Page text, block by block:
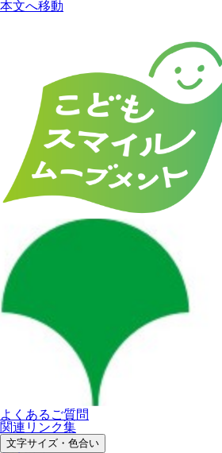
本文へ移動
よくあるご質問
関連リンク集
文字サイズ・色合い